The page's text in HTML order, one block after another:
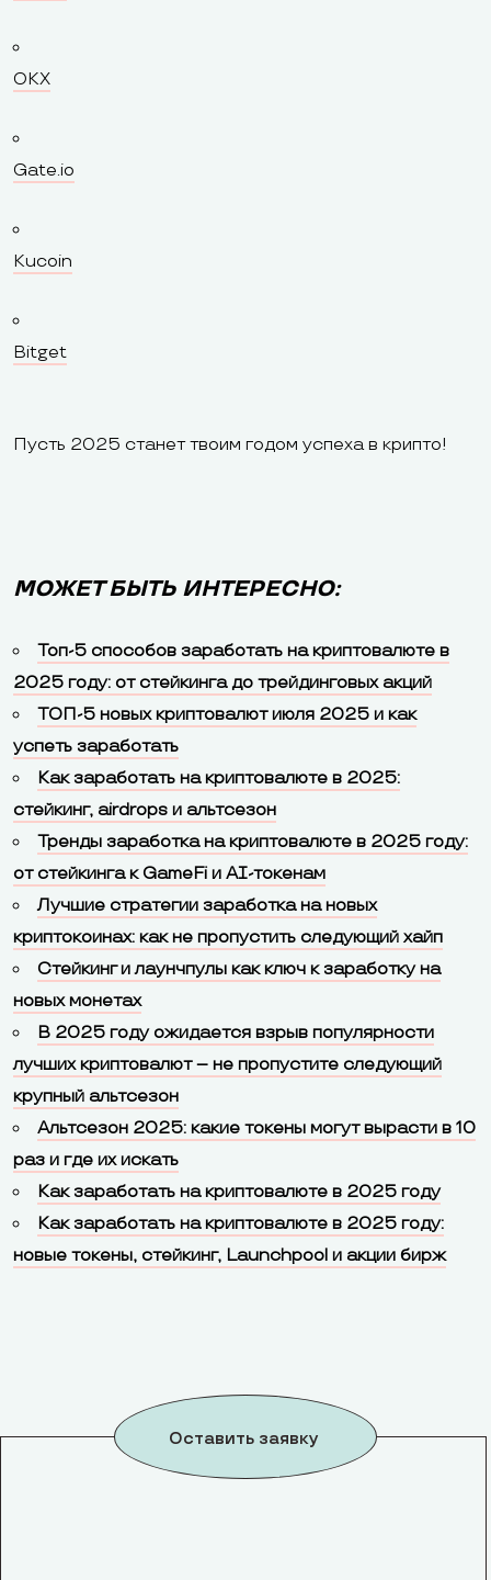
OKX
Gate.io
Kucoin
Bitget
Пусть 2025 станет твоим годом успеха в крипто!
МОЖЕТ БЫТЬ ИНТЕРЕСНО:
Топ-5 способов заработать на криптовалюте в
2025 году: от стейкинга до трейдинговых акций
ТОП-5 новых криптовалют июля 2025 и как
успеть заработать
Как заработать на криптовалюте в 2025:
стейкинг, airdrops и альтсезон
Тренды заработка на криптовалюте в 2025 году:
от стейкинга к GameFi и AI-токенам
Лучшие стратегии заработка на новых
криптокоинах: как не пропустить следующий хайп
Стейкинг и лаунчпулы как ключ к заработку на
новых монетах
В 2025 году ожидается взрыв популярности
лучших криптовалют – не пропустите следующий
крупный альтсезон
Альтсезон 2025: какие токены могут вырасти в 10
раз и где их искать
Как заработать на криптовалюте в 2025 году
Как заработать на криптовалюте в 2025 году:
новые токены, стейкинг, Launchpool и акции бирж
Оставить заявку